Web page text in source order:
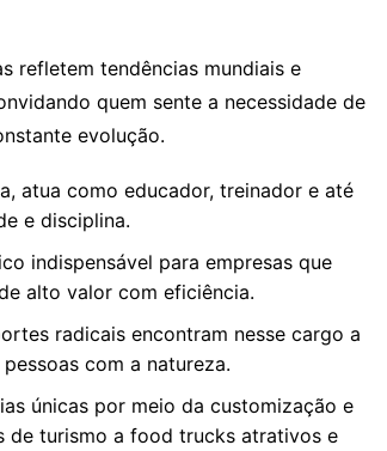
refletem tendências mundiais e
quem sente a necessidade de
evolução.
atua como educador, treinador e até
e disciplina.
indispensável para empresas que
alto valor com eficiência.
radicais encontram nesse cargo a
com a natureza.
únicas por meio da customização e
de turismo a food trucks atrativos e